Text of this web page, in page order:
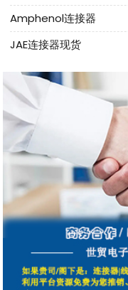
Amphenol连接器
JAE连接器现货